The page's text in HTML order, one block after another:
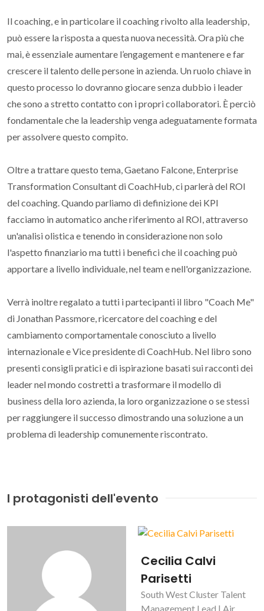
Il coaching, e in particolare il coaching rivolto alla leadership,
può essere la risposta a questa nuova necessità. Ora più che
mai, è essenziale aumentare l’engagement e mantenere e far
crescere il talento delle persone in azienda. Un ruolo chiave in
questo processo lo dovranno giocare senza dubbio i leader
che sono a stretto contatto con i propri collaboratori. È perciò
fondamentale che la leadership venga adeguatamente formata
per assolvere questo compito.
Oltre a trattare questo tema, Gaetano Falcone, Enterprise
Transformation Consultant di CoachHub, ci parlerà del ROI
del coaching. Quando parliamo di definizione dei KPI
facciamo in automatico anche riferimento al ROI, attraverso
un'analisi olistica e tenendo in considerazione non solo
l'aspetto finanziario ma tutti i benefici che il coaching può
apportare a livello individuale, nel team e nell'organizzazione.
Verrà inoltre regalato a tutti i partecipanti il libro "Coach Me"
di Jonathan Passmore, ricercatore del coaching e del
cambiamento comportamentale conosciuto a livello
internazionale e Vice presidente di CoachHub. Nel libro sono
presenti consigli pratici e di ispirazione basati sui racconti dei
leader nel mondo costretti a trasformare il modello di
business della loro azienda, la loro organizzazione o se stessi
per raggiungere il successo dimostrando una soluzione a un
problema di leadership comunemente riscontrato.
I protagonisti dell'evento
Cecilia Calvi
Parisetti
South West Cluster Talent
Management Lead | Air